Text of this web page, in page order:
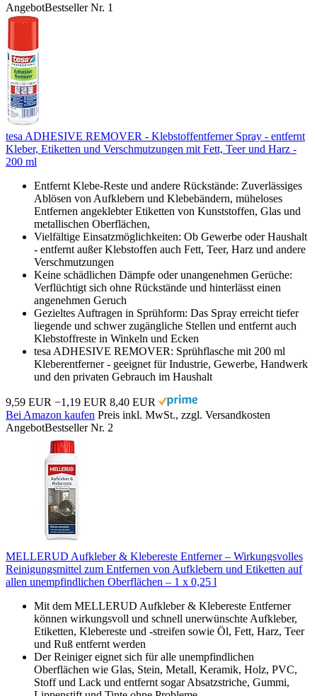
AngebotBestseller Nr. 1
tesa ADHESIVE REMOVER - Klebstoffentferner Spray - entfernt
Kleber, Etiketten und Verschmutzungen mit Fett, Teer und Harz -
200 ml
Entfernt Klebe-Reste und andere Rückstände: Zuverlässiges
Ablösen von Aufklebern und Klebebändern, müheloses
Entfernen angeklebter Etiketten von Kunststoffen, Glas und
metallischen Oberflächen,
Vielfältige Einsatzmöglichkeiten: Ob Gewerbe oder Haushalt
- entfernt außer Klebstoffen auch Fett, Teer, Harz und andere
Verschmutzungen
Keine schädlichen Dämpfe oder unangenehmen Gerüche:
Verflüchtigt sich ohne Rückstände und hinterlässt einen
angenehmen Geruch
Gezieltes Auftragen in Sprühform: Das Spray erreicht tiefer
liegende und schwer zugängliche Stellen und entfernt auch
Klebstoffreste in Winkeln und Ecken
tesa ADHESIVE REMOVER: Sprühflasche mit 200 ml
Kleberentferner - geeignet für Industrie, Gewerbe, Handwerk
und den privaten Gebrauch im Haushalt
9,59 EUR −1,19 EUR 8,40 EUR
Bei Amazon kaufen Preis inkl. MwSt., zzgl. Versandkosten
AngebotBestseller Nr. 2
MELLERUD Aufkleber & Klebereste Entferner – Wirkungsvolles
Reinigungsmittel zum Entfernen von Aufklebern und Etiketten auf
allen unempfindlichen Oberflächen – 1 x 0,25 l
Mit dem MELLERUD Aufkleber & Klebereste Entferner
können wirkungsvoll und schnell unerwünschte Aufkleber,
Etiketten, Klebereste und -streifen sowie Öl, Fett, Harz, Teer
und Ruß entfernt werden
Der Reiniger eignet sich für alle unempfindlichen
Oberflächen wie Glas, Stein, Metall, Keramik, Holz, PVC,
Stoff und Lack und entfernt sogar Absatzstriche, Gummi,